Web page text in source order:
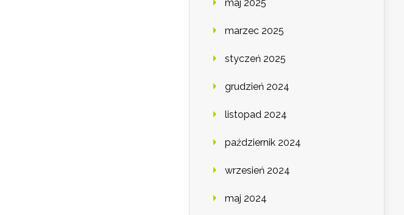
maj 2025
marzec 2025
styczeń 2025
grudzień 2024
listopad 2024
październik 2024
wrzesień 2024
maj 2024